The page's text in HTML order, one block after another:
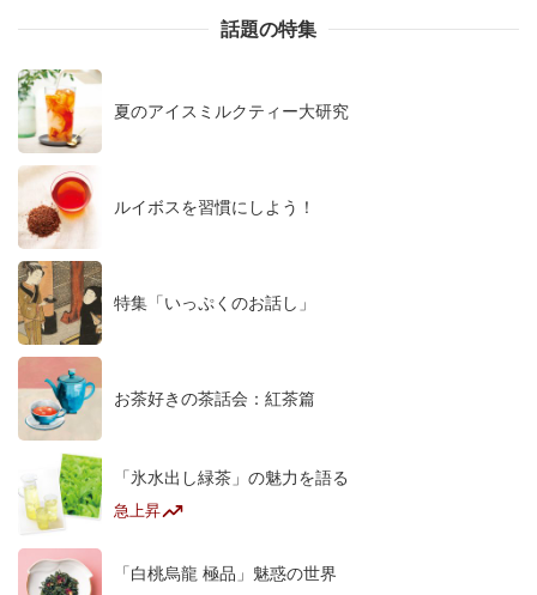
話題の特集
夏のアイスミルクティー大研究
ルイボスを習慣にしよう！
特集「いっぷくのお話し」
お茶好きの茶話会：紅茶篇
「氷水出し緑茶」の魅力を語る
急上昇
「白桃烏龍 極品」魅惑の世界